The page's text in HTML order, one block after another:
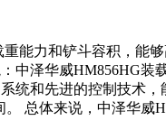
能力和铲斗容积，能
泽华威HM856HG
和先进的控制技术
总体来说，中泽华